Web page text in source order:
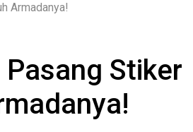
Armadanya!
Pasang Stiker